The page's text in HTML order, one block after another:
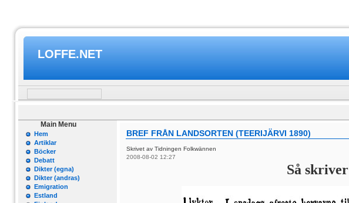
LOFFE.NET
Main Menu
Hem
Artiklar
Böcker
Debatt
Dikter (egna)
Dikter (andras)
Emigration
Estland
BREF FRÅN LANDSORTEN (TEERIJÄRVI 1890)
Skrivet av Tidningen Folkwännen
2008-08-02 12:27
Så